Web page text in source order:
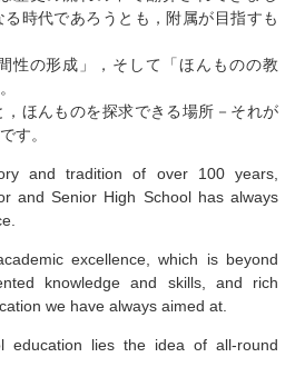
時代であろうとも，附属が目指すも
性の形成」，そして「ほんものの教
ほんものを探求できる場所－それが
す。
and tradition of over 100 years,
and Senior High School has always
excellence, which is beyond
knowledge and skills, and rich
we have always aimed at.
lies the idea of all-round